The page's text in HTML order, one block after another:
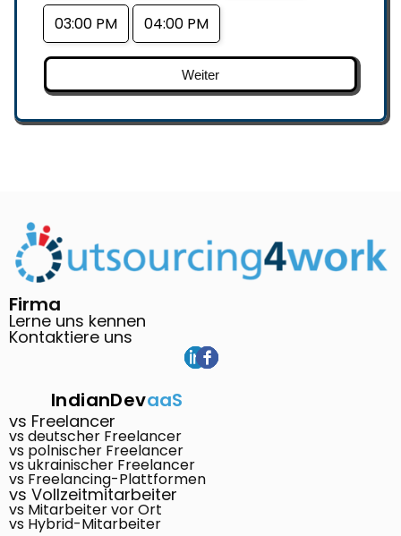
03:00 PM 04:00 PM
Weiter
Firma
Lerne uns kennen
Kontaktiere uns
IndianDevaaS
vs Freelancer
vs deutscher Freelancer
vs polnischer Freelancer
vs ukrainischer Freelancer
vs Freelancing-Plattformen
vs Vollzeitmitarbeiter
vs Mitarbeiter vor Ort
vs Hybrid-Mitarbeiter